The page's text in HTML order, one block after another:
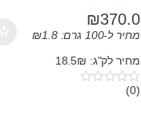
₪370.0
מחיר ל-100 גרם: ₪1.8
מחיר לק"ג: 18.5₪
0
(0)